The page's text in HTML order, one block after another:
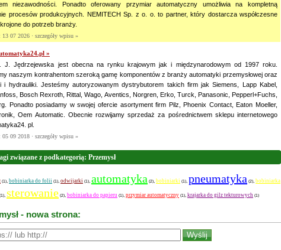
niezawodności. Ponadto oferowany przymiar automatyczny umożliwia na kompletną
procesów produkcyjnych. NEMITECH Sp. z o. o. to partner, który dostarcza współczesne
do potrzeb branży.
13 07 2026 · szczegóły wpisu »
»
J. Jędrzejewska jest obecna na rynku krajowym jak i międzynarodowym od 1997 roku.
naszym kontrahentom szeroką gamę komponentów z branży automatyki przemysłowej oraz
i hydrauliki. Jesteśmy autoryzowanym dystrybutorem takich firm jak Siemens, Lapp Kabel,
Bosch Rexroth, Rittal, Wago, Aventics, Norgren, Erko, Turck, Panasonic, Pepperl+Fuchs,
Ponadto posiadamy w swojej ofercie asortyment firm Pilz, Phoenix Contact, Eaton Moeller,
Oem Automatic. Obecnie rozwijamy sprzedaż za pośrednictwem sklepu internetowego
pl.
05 09 2018 · szczegóły wpisu »
związane z podkategorią: Przemysł
(1), bobiniarka do folii (1), odwijarki (1), automatyka (2), bobiniarki (1), pneumatyka (2), bobiniarka
(1), sterowanie (2), bobiniarka do papieru (1), przymiar automatyczny (1), krajarka do gilz tekturowych (1)
- nowa strona: